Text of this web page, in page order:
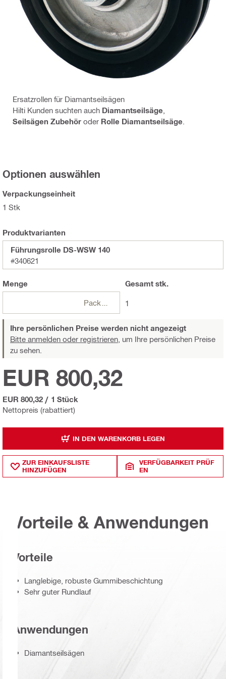
Ersatzrollen für Diamantseilsägen
Hilti Kunden suchten auch Diamantseilsäge
Seilsägen Zubehör oder Rolle Diamantseilsäge
Optionen auswählen
Verpackungseinheit
1 Stk
Produktvarianten
Führungsrolle DS-WSW 140
#340621
Menge
Packungen
Gesamtstk.
1
Ihre persönlichen Preise werden nicht angezeigt
Bitte anmelden oder registrieren, um Ihre persönlichen Preise
zu sehen.
Nettopreis (rabattiert)
EUR 800,32
EUR 800,32 / 1 Stück
IN DEN WARENKORB LEGEN
ZUR EINKAUFSLISTE
HINZUFÜGEN
VERFÜGBARKEIT PRÜF
EN
Vorteile & Anwendungen
Vorteile
Langlebige, robuste Gummibeschichtung
Sehr guter Rundlauf
Anwendungen
Diamantseilsägen